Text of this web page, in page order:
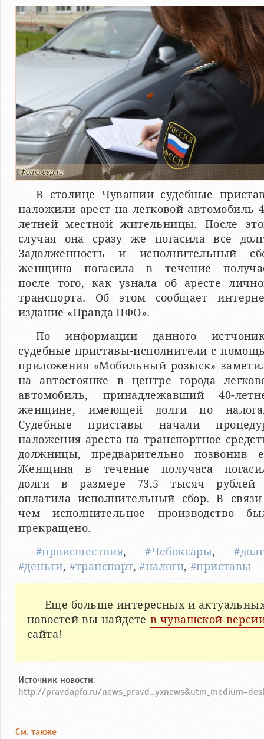
Фото cap.ru
В столице Чувашии судебные
наложили арест на легковой автомобиль
летней местной жительницы. После
случая она сразу же погасила все
Задолженность и исполнительный
женщина погасила в течение
после того, как узнала об аресте
транспорта. Об этом сообщает
издание «Правда ПФО».
По информации данного
судебные приставы-исполнители с
приложения «Мобильный розыск»
на автостоянке в центре города
автомобиль, принадлежавший 40-
женщине, имеющей долги по
Судебные приставы начали
наложения ареста на транспортное
должницы, предварительно позвонив
Женщина в течение получаса
долги в размере 73,5 тысяч
оплатила исполнительный сбор. В
чем исполнительное производство
прекращено.
#происшествия,#Чебоксары,
#деньги, #транспорт,#налоги,#приставы
Еще больше интересных и
новостей вы найдете в чувашской
сайта!
Источник новости:
http://pravdapfo.ru/
См. также